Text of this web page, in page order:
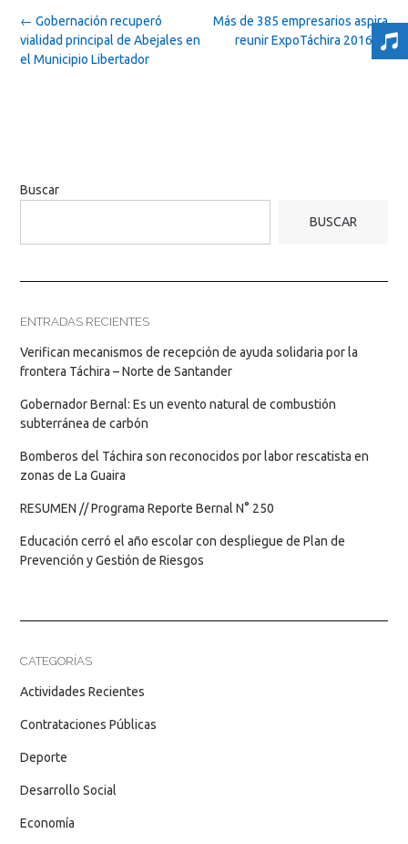
Post
navigation
Más de 385 empresarios aspira
reunir ExpoTáchira 2016
→
← Gobernación recuperó
vialidad principal de Abejales en
el Municipio Libertador
Buscar
BUSCAR
ENTRADAS RECIENTES
Verifican mecanismos de recepción de ayuda solidaria por la
frontera Táchira – Norte de Santander
Gobernador Bernal: Es un evento natural de combustión
subterránea de carbón
Bomberos del Táchira son reconocidos por labor rescatista en
zonas de La Guaira
RESUMEN // Programa Reporte Bernal N° 250
Educación cerró el año escolar con despliegue de Plan de
Prevención y Gestión de Riesgos
CATEGORÍAS
Actividades Recientes
Contrataciones Públicas
Deporte
Desarrollo Social
Economía